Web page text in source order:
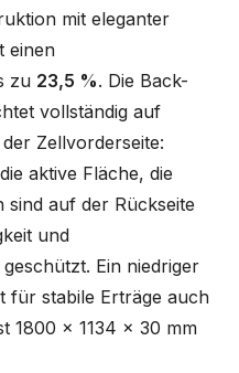
mit eleganter
einen
zu 23,5 %. Die Back-
vollständig auf
Zellvorderseite:
aktive Fläche, die
sind auf der Rückseite
und
Ein niedriger
für stabile Erträge auch
1800 x 1134 x 30 mm